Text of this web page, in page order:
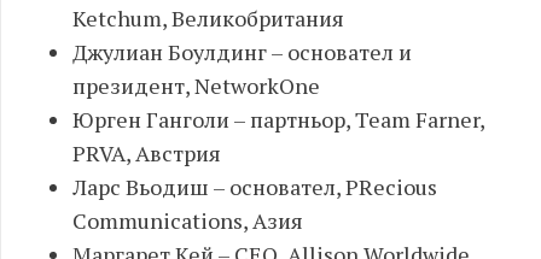
Ketchum, Великобритания
Джулиан Боулдинг – основател и
президент, NetworkOne
Юрген Ганголи – партньор, Team Farner,
PRVA, Австрия
Ларс Вьодиш – основател, PRecious
Communications, Азия